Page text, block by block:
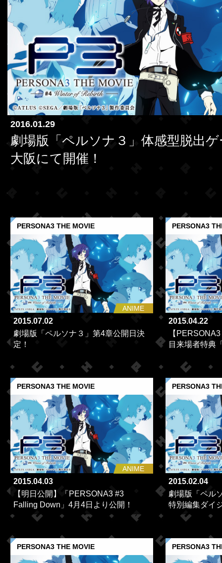
2016.01.29
劇場版「ペルソナ３」体感型脱出
大阪にて開催！
PERSONA3 THE MOVIE
ANIME
2015.07.02
劇場版「ペルソナ３」第4章公開日決
定！
PERSONA3
2015.04.22
【
目来場者特典
PERSONA3 THE MOVIE
ANIME
2015.04.03
【明日公開】「PERSONA3 #3
Falling Down」4月4日より公開！
PERSONA3
2015.02.04
劇場版「ペル
特別編集ダイ
PERSONA3 THE MOVIE PERSONA3